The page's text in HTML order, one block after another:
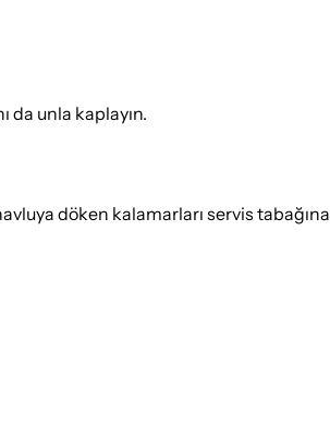
da unla kaplayın.
döken kalamarları servis tabağına